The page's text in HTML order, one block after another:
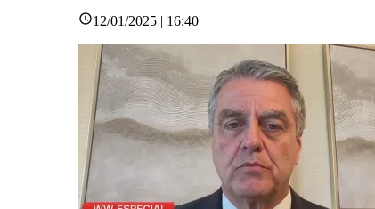
12/01/2025 | 16:40